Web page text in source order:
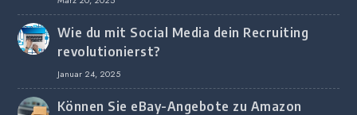
Wie du mit Social Media dein Recruiting
revolutionierst?
Januar 24, 2025
Können Sie eBay-Angebote zu Amazon